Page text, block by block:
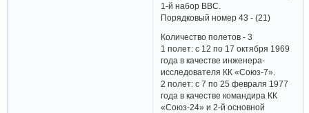
1-й набор ВВС.
Порядковый номер 43 - (21)
Количество полетов - 3
1 полет: с 12 по 17 октября 1969
года в качестве инженера-
исследователя КК «Союз-7».
2 полет: с 7 по 25 февраля 1977
года в качестве командира КК
«Союз-24» и 2-й основной